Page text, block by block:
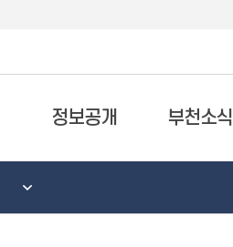
정보공개 부천소식